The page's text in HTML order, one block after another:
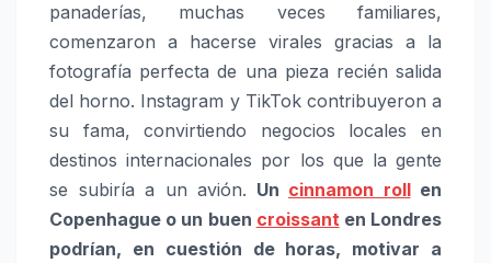
panaderías, muchas veces familiares,
comenzaron a hacerse virales gracias a la
fotografía perfecta de una pieza recién salida
del horno. Instagram y TikTok contribuyeron a
su fama, convirtiendo negocios locales en
destinos internacionales por los que la gente
se subiría a un avión. Un cinnamon rollen
Copenhague o un buen croissanten Londres
podrían, en cuestión de horas, motivar a